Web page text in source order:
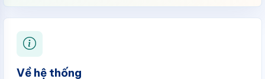
Về hệ thống